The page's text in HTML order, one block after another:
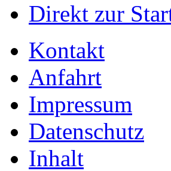
Direkt zur
Kontakt
Anfahrt
Impressum
Datenschutz
Inhalt